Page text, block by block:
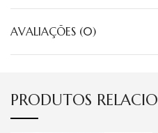
AVALIAÇÕES (0)
PRODUTOS